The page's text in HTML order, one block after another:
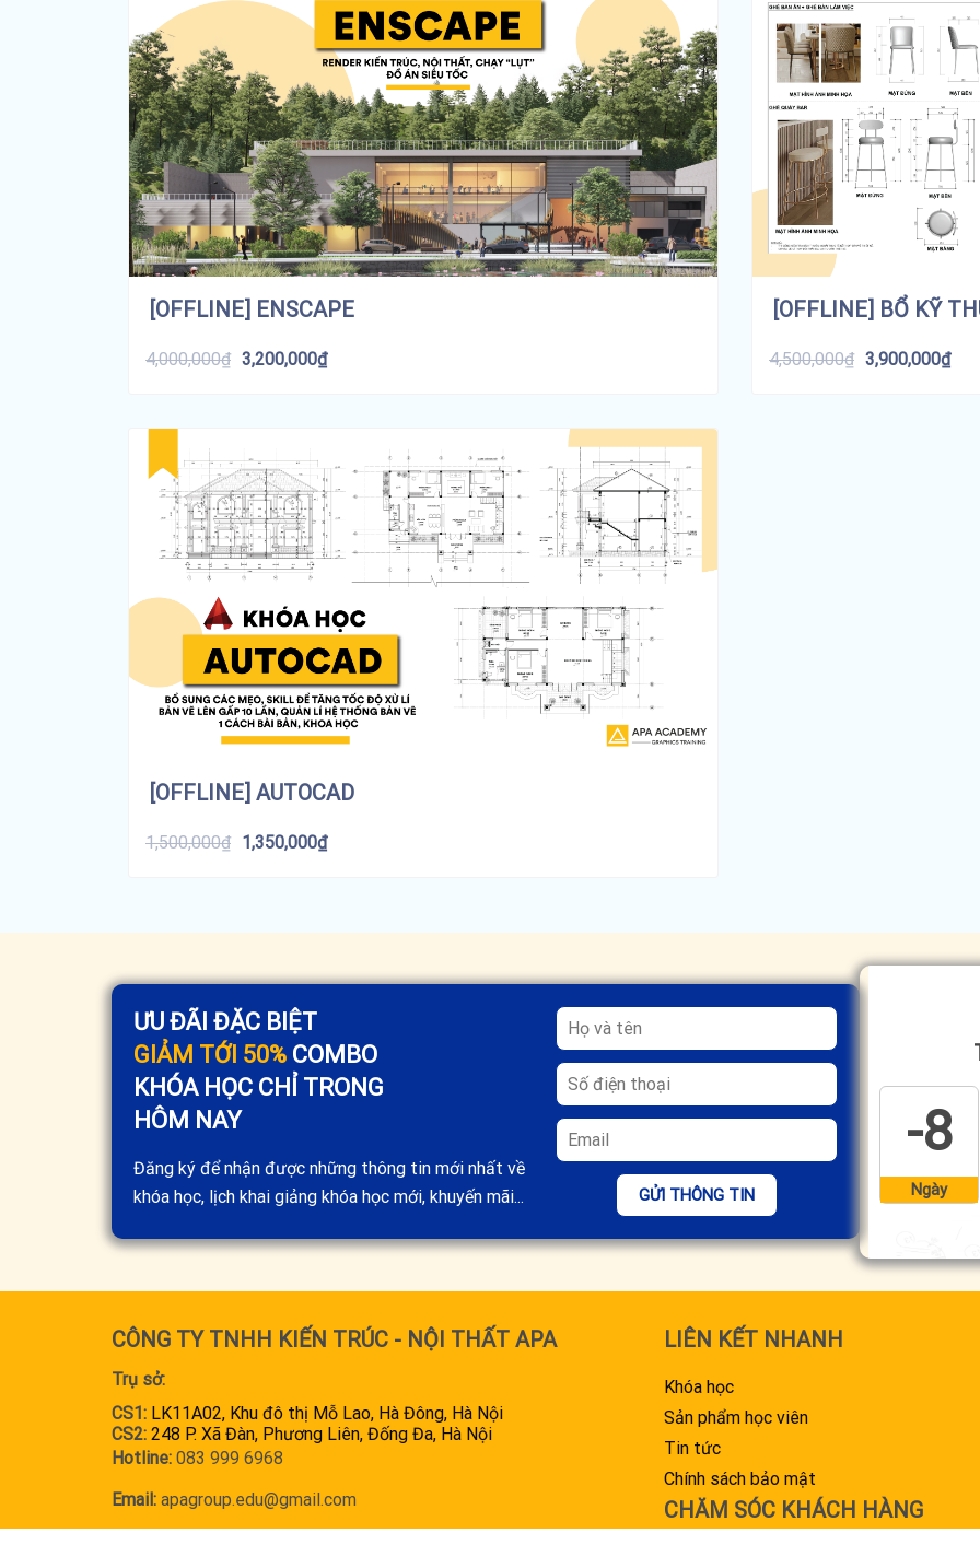
[OFFLINE] ENSCAPE
4,000,000₫ 3,200,000₫
[OFFLINE] BỔ KỸ
4,500,000₫ 3,900,000₫
[OFFLINE] AUTOCAD
1,500,000₫ 1,350,000₫
ƯU ĐÃI ĐẶC BIỆT
GIẢM TỚI 50% COMBO
KHÓA HỌC CHỈ TRONG
HÔM NAY
Đăng ký để nhận được những thông tin mới nhất về
khóa học, lịch khai giảng khóa học mới, khuyến mãi...
GỬI THÔNG TIN
-8
Ngày
CÔNG TY TNHH KIẾN TRÚC - NỘI THẤT APA
Trụ sở:
CS1: LK11A02, Khu đô thị Mỗ Lao, Hà Đông, Hà Nội
CS2: 248 P. Xã Đàn, Phương Liên, Đống Đa, Hà Nội
Hotline: 083 999 6968
Email: apagroup.edu@gmail.com
LIÊN KẾT NHANH
Khóa học
Sản phẩm học viên
Tin tức
Chính sách bảo mật
CHĂM SÓC KHÁCH HÀNG